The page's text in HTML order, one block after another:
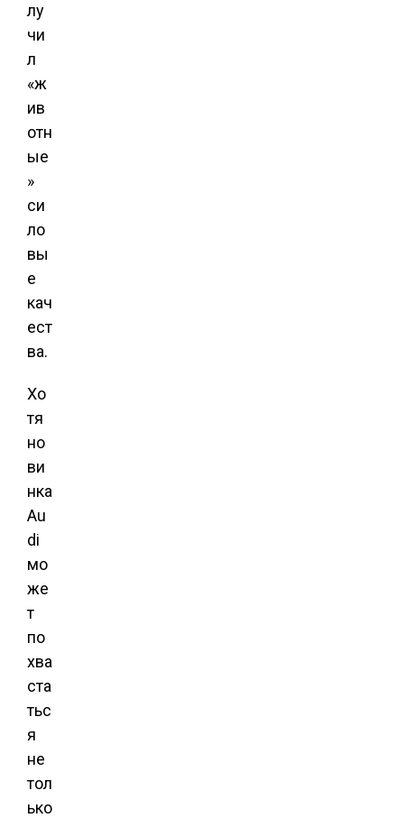
лу
чи
л
«ж
ив
отн
ые
»
си
ло
вы
е
кач
ест
ва.
Хо
тя
но
ви
нка
Au
di
мо
же
т
по
хва
ста
тьс
я
не
тол
ько